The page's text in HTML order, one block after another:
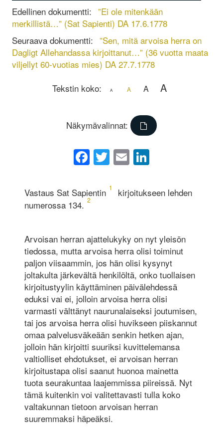
Edellinen dokumentti: ”Ei ole mitenkään
merkillistä…” (Sat Sapienti) DA 17.6.1778
Seuraava dokumentti: ”Sen, mitä arvoisa herra on
Dagligt Allehandassa kirjoittanut…” (36 vuotta maata
viljellyt 60-vuotias mies) DA 27.7.1778
Tekstin koko:
A A A A
Näkymävalinnat:
Facebook
Twitter
Email
Vastaus Sat Sapientin 1
kirjoitukseen lehden
numerossa 134. 2
Arvoisan herran ajattelukyky on nyt yleisön
tiedossa, mutta arvoisa herra olisi toiminut
paljon viisaammin, jos hän olisi kysynyt
joltakulta järkevältä henkilöltä, onko tuollaisen
kirjoitustyylin käyttäminen päivälehdessä
eduksi vai ei, jolloin arvoisa herra olisi
varmasti välttänyt naurunalaiseksi joutumisen,
tai jos arvoisa herra olisi huvikseen piiskannut
omaa palvelusväkeään senkin hetken ajan,
jolloin hän kirjoitti suuriksi kuvittelemansa
valtiolliset ehdotukset, ei arvoisan herran
kirjoitustapa olisi saanut huonoa mainetta
tuota seurakuntaa laajemmissa piireissä. Nyt
tämä kuitenkin voi valitettavasti tulla koko
valtakunnan tietoon arvoisan herran
suuremmaksi häpeäksi.